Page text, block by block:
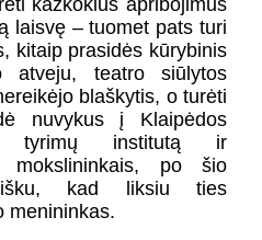
kažkokius apribojimus
laisvę – tuomet pats turi
kitaip prasidės kūrybinis
atveju, teatro siūlytos
blaškytis, o turėti
nuvykus į Klaipėdos
tyrimų institutą ir
mokslininkais, po šio
kad liksiu ties
menininkas.